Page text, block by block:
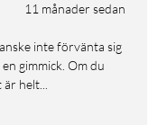
11 månader sedan
gimmick. Om du
är helt...